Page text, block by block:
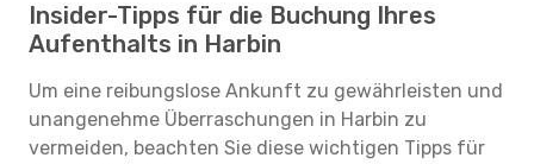
Insider-Tipps für die Buchung Ihres
Aufenthalts in Harbin
Um eine reibungslose Ankunft zu gewährleisten und
unangenehme Überraschungen in Harbin zu
vermeiden, beachten Sie diese wichtigen Tipps für